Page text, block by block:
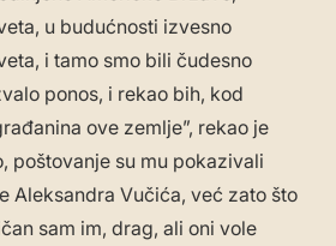
u budućnosti izvesno
i tamo smo bili čudesno
ponos, i rekao bih, kod
ove zemlje”, rekao je
poštovanje su mu pokazivali
Aleksandra Vučića, već zato što
sam im, drag, ali oni vole